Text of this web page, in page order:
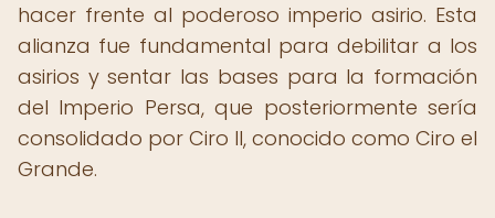
hacer frente al poderoso imperio asirio. Esta
alianza fue fundamental para debilitar a los
asirios y sentar las bases para la formación
del Imperio Persa, que posteriormente sería
consolidado por Ciro II, conocido como Ciro el
Grande.